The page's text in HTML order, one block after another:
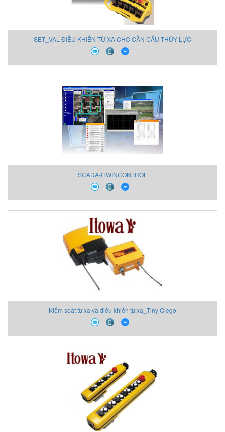
SET_VAL ĐIỀU KHIỂN TỪ XA CHO CẦN CẨU THỦY LỰC
SCADA-ITWINCONTROL
Kiểm soát từ xa và điểu khiển từ xa_Tiny Ciego